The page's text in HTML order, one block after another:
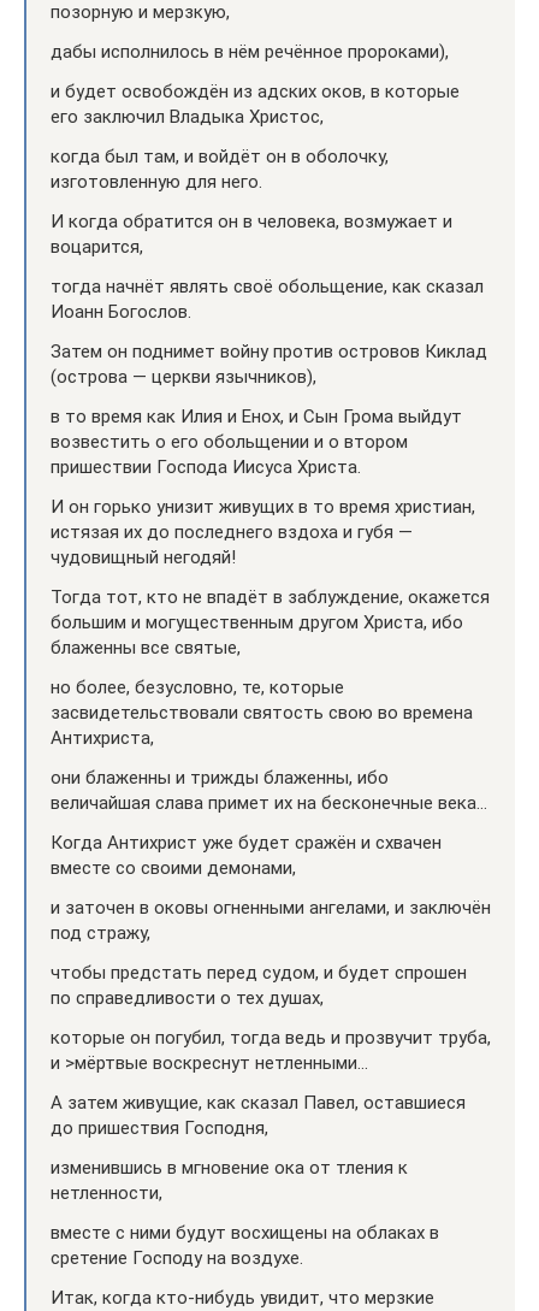
позорную и мерзкую,
дабы исполнилось в нём речённое пророками),
и будет освобождён из адских оков, в которые
его заключил Владыка Христос,
когда был там, и войдёт он в оболочку,
изготовленную для него.
И когда обратится он в человека, возмужает и
воцарится,
тогда начнёт являть своё обольщение, как сказал
Иоанн Богослов.
Затем он поднимет войну против островов Киклад
(острова — церкви язычников),
в то время как Илия и Енох, и Сын Грома выйдут
возвестить о его обольщении и о втором
пришествии Господа Иисуса Христа.
И он горько унизит живущих в то время христиан,
истязая их до последнего вздоха и губя —
чудовищный негодяй!
Тогда тот, кто не впадёт в заблуждение, окажется
большим и могущественным другом Христа, ибо
блаженны все святые,
но более, безусловно, те, которые
засвидетельствовали святость свою во времена
Антихриста,
они блаженны и трижды блаженны, ибо
величайшая слава примет их на бесконечные века…
Когда Антихрист уже будет сражён и схвачен
вместе со своими демонами,
и заточен в оковы огненными ангелами, и заключён
под стражу,
чтобы предстать перед судом, и будет спрошен
по справедливости о тех душах,
которые он погубил, тогда ведь и прозвучит труба,
и >мёртвые воскреснут нетленными…
А затем живущие, как сказал Павел, оставшиеся
до пришествия Господня,
изменившись в мгновение ока от тления к
нетленности,
вместе с ними будут восхищены на облаках в
сретение Господу на воздухе.
Итак, когда кто‑нибудь увидит, что мерзкие